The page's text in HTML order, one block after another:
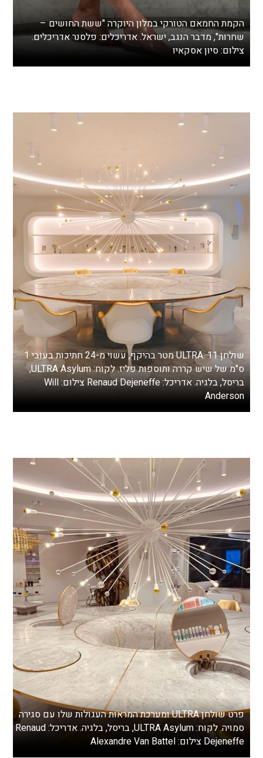
הקמת החמאם הטורקי במלון היוקרה "ששת החושים –
שחרות", מדבר הנגב, ישראל. אדריכלים: פלסנר אדריכלים.
צילום: סיון אסקאיו
שולחן ULTRA: 11 מטר בהיקף, עשוי מ-24 חתיכות בעובי 1
ס"מ של שיש קררה ותוספות פליז. לקוח: ULTRA Asylum,
בריסל, בלגיה. אדריכל: Renaud Dejeneffe צילום: Will
Anderson
פרט שולחן ULTRA ומערכת המראות העגולות שלו עם סגירה
סמויה. לקוח: ULTRA Asylum, בריסל, בלגיה. אדריכל: Renaud
Dejeneffe צילום: Alexandre Van Battel